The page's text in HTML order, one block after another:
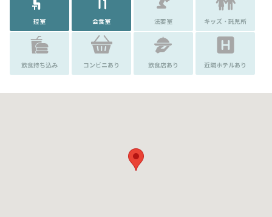
控室 会食室 法要室 キッズ・託児所
飲食持ち込み コンビニあり 飲食店あり 近隣ホテルあり